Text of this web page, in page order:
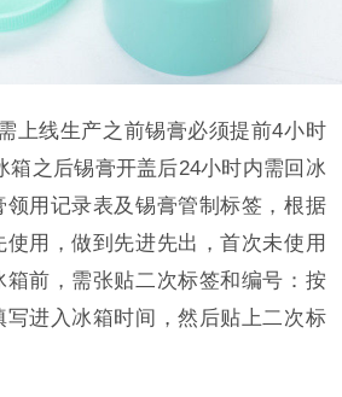
上线生产之前锡膏必须提前4小时
箱之后锡膏开盖后24小时内需回冰
用记录表及锡膏管制标签，根据
用，做到先进先出，首次未使用
前，需张贴二次标签和编号：按
进入冰箱时间，然后贴上二次标